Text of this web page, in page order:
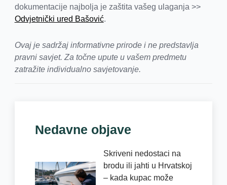
dokumentacije najbolja je zaštita vašeg ulaganja >>
Odvjetnički ured Bašović.
Ovaj je sadržaj informativne prirode i ne predstavlja
pravni savjet. Za točne upute u vašem predmetu
zatražite individualno savjetovanje.
Nedavne objave
Skriveni nedostaci na
brodu ili jahti u Hrvatskoj
– kada kupac može